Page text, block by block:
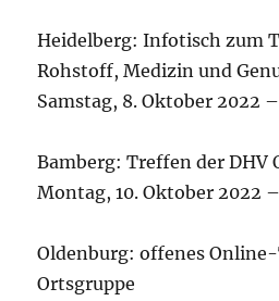
Heidelberg: Infotisch zum
Rohstoff, Medizin und
Samstag, 8. Oktober 2022
Bamberg: Treffen der DHV
Montag, 10. Oktober 2022
Oldenburg: offenes
Ortsgruppe